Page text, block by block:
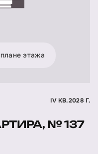
этажа
IV КВ. 2028 Г.
№ 137